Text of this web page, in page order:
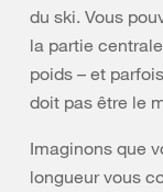
du ski. Vous
la partie
poids – et
doit pas être le
Imaginons que
longueur vous